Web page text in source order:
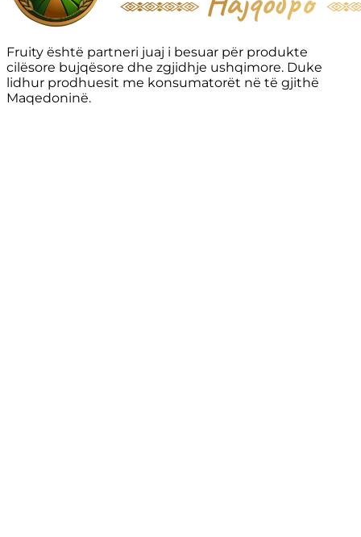
Fruity është partneri juaj i besuar për produkte
cilësore bujqësore dhe zgjidhje ushqimore. Duke
lidhur prodhuesit me konsumatorët në të gjithë
Maqedoninë.